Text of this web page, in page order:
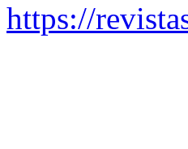
https://